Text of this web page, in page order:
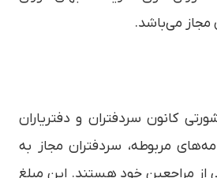
می‌باشد.
کانون سردفتران و دفتریاران
مربوطه، سردفتران مجاز به
از مراجعین خود هستند. این مبلغ